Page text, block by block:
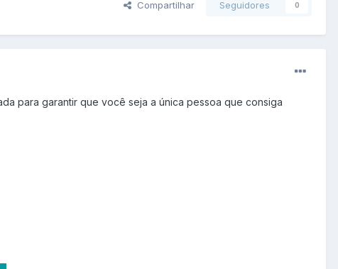
Compartilhar Seguidores 0
para garantir que você seja a única pessoa que consiga